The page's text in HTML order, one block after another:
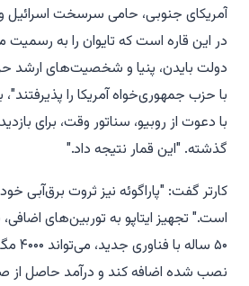
آمریکای جنوبی، حامی سرسخت اسرائیل و
در این قاره است که تایوان را به
دولت بایدن، پنیا و شخصیت‌های ارشد
با حزب جمهوری‌خواه آمریکا را
با دعوت از روبیو، سناتور وقت، برای
گذشته. "این قمار نتیجه داد."
کارتر گفت: "پاراگوئه نیز ثروت برق‌آبی
است." تجهیز ایتاپو به توربین‌های اضافی،
۵۰
نصب شده اضافه کند و درآمد حاصل از